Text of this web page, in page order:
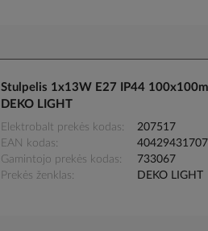
Stulpelis 1x13W E27 IP44
DEKO LIGHT
Elektrobalt prekės kodas
207517
EAN kodas
Gamintojo prekės kodas
733067
Prekės ženklas
DEKO LIGHT